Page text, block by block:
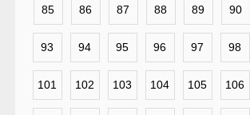
85 86 87 88 89 90
93 94 95 96 97 98
101 102 103 104 105 106